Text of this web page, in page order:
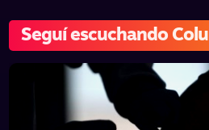
Seguí escuchando